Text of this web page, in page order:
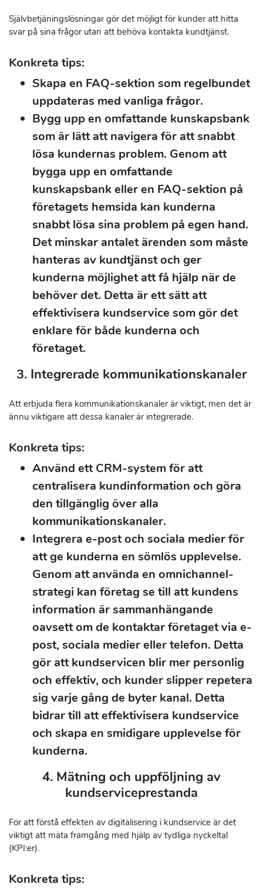
Självbetjäningslösningar gör det möjligt för kunder att hitta
svar på sina frågor utan att behöva kontakta kundtjänst.
Konkreta tips:
Skapa en FAQ-sektion som regelbundet
uppdateras med vanliga frågor.
Bygg upp en omfattande kunskapsbank
som är lätt att navigera för att snabbt
lösa kundernas problem. Genom att
bygga upp en omfattande
kunskapsbank eller en FAQ-sektion på
företagets hemsida kan kunderna
snabbt lösa sina problem på egen hand.
Det minskar antalet ärenden som måste
hanteras av kundtjänst och ger
kunderna möjlighet att få hjälp när de
behöver det. Detta är ett sätt att
effektivisera kundservice som gör det
enklare för både kunderna och
företaget.
3. Integrerade kommunikationskanaler
Att erbjuda flera kommunikationskanaler är viktigt, men det är
ännu viktigare att dessa kanaler är integrerade.
Konkreta tips:
Använd ett CRM-system för att
centralisera kundinformation och göra
den tillgänglig över alla
kommunikationskanaler.
Integrera e-post och sociala medier för
att ge kunderna en sömlös upplevelse.
Genom att använda en omnichannel-
strategi kan företag se till att kundens
information är sammanhängande
oavsett om de kontaktar företaget via e-
post, sociala medier eller telefon. Detta
gör att kundservicen blir mer personlig
och effektiv, och kunder slipper repetera
sig varje gång de byter kanal. Detta
bidrar till att effektivisera kundservice
och skapa en smidigare upplevelse för
kunderna.
4. Mätning och uppföljning av
kundserviceprestanda
För att förstå effekten av digitalisering i kundservice är det
viktigt att mäta framgång med hjälp av tydliga nyckeltal
(KPI:er).
Konkreta tips: